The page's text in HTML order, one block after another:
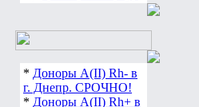
* Доноры А(ІІ) Rh- в
г. Днепр. СРОЧНО!
* Доноры А(ІІ) Rh+ в